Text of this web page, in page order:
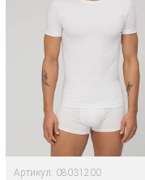
Артикул: 08031200